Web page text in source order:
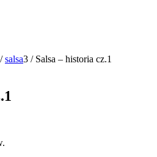
/ salsa3 / Salsa – historia cz.1